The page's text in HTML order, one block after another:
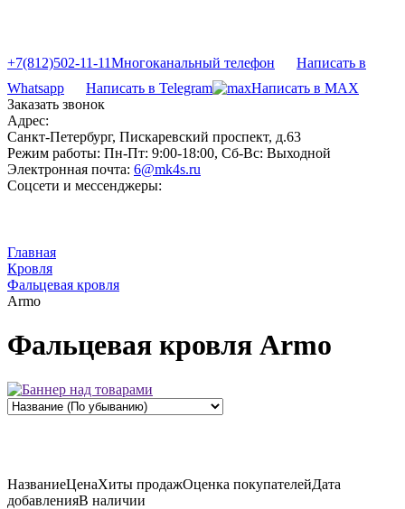
+7(812)502-11-11Многоканальный телефон
Написать в
Whatsapp
Написать в Telegram
Написать в MAX
Заказать звонок
Адрес:
Санкт-Петербург, Пискаревский проспект, д.63
Режим работы: Пн-Пт: 9:00-18:00, Сб-Вс: Выходной
Электронная почта: 6@mk4s.ru
Соцсети и мессенджеры:
Главная
Кровля
Фальцевая кровля
Armo
Фальцевая кровля Armo
НазваниеЦенаХиты продажОценка покупателейДата
добавленияВ наличии